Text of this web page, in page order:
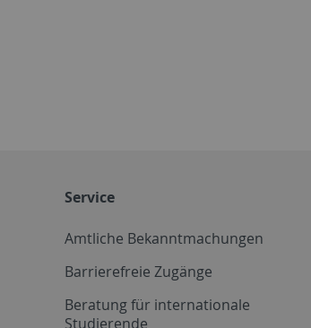
Service
Amtliche Bekanntmachungen
Barrierefreie Zugänge
Beratung für internationale
Studierende